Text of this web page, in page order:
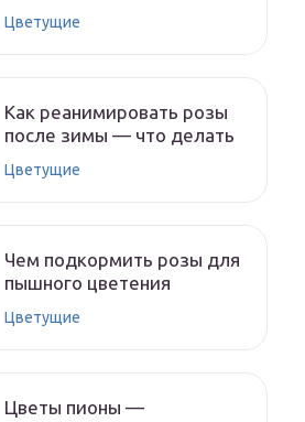
Цветущие
Как реанимировать розы
после зимы — что делать
Цветущие
Чем подкормить розы для
пышного цветения
Цветущие
Цветы пионы —